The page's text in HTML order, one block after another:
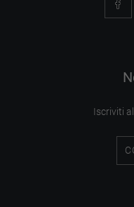
Iscriviti